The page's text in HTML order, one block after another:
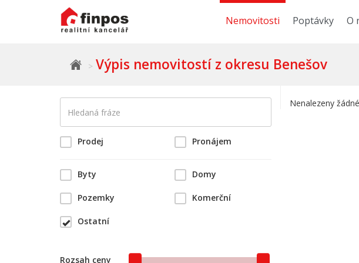
Nemovitosti Poptávky O
Výpis nemovitostí z okresu Benešov
Prodej Pronájem
Byty Domy
Pozemky Komerční
Ostatní
Rozsah ceny
Nenalezeny